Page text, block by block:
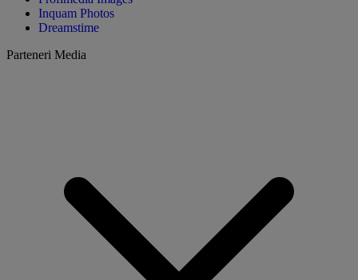
Inquam Photos
Dreamstime
Parteneri Media